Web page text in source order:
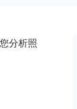
分析照